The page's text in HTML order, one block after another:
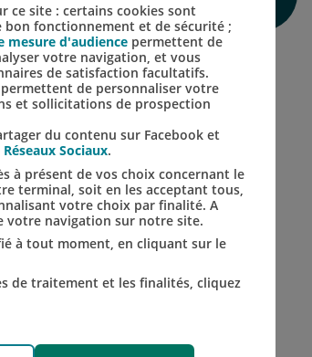
Lien vers le compte
Lien vers le compte
ce site : certains cookies sont
bon fonctionnement et de sécurité ;
mesure d'audience permettent de
votre navigation, et vous
de satisfaction facultatifs.
permettent de personnaliser votre
et sollicitations de prospection
du contenu sur Facebook et
Sociaux.
à présent de vos choix concernant le
terminal, soit en les acceptant tous,
votre choix par finalité. A
votre navigation sur notre site.
à tout moment, en cliquant sur le
de traitement et les finalités, cliquez